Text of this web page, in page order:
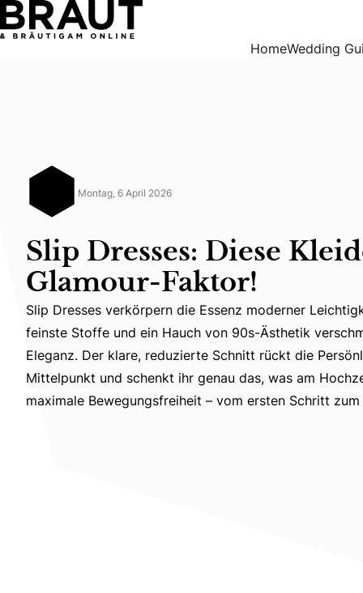
Slip Dresses: Diese Kleider haben Glamour-Faktor!
HomeWedding
Montag, 6 April 2026
Slip Dresses: Diese
Glamour-Faktor!
Slip Dresses verkörpern die Essenz moderner
Slip Dresses verkörpern die Essenz moderner
feinste Stoffe und ein Hauch von 90s-Ästhetik
Eleganz. Der klare, reduzierte Schnitt rückt die
Mittelpunkt und schenkt ihr genau das, was am
maximale Bewegungsfreiheit – vom ersten Schritt